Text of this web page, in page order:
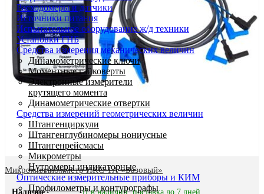
Расходомеры и датчики
Источники питания
Испытательное оборудование ж/д техники
Установки ГНБ
Средства измерения механических величин
Динамометрические ключи
Моментные гайковерты
Электронные измерители
крутящего момента
Динамометрические отвертки
Средства измерений геометрических величин
Штангенциркули
Штангенглубиномеры нониусные
Штангенрейсмасы
Микрометры
Нутромеры индикаторные
Оптические измерительные приборы и КИМ
Профилометры и контурографы
Микромиллиомметр ИКС-1А «Базовый»
Наличие в наличии, поставка до 7 дней